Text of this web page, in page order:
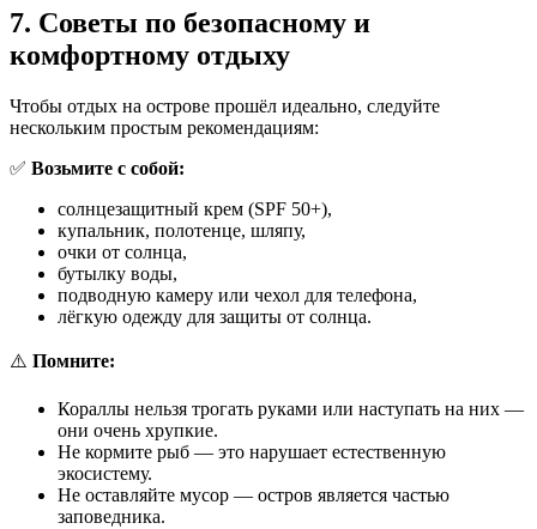
7. Советы по безопасному и
комфортному отдыху
Чтобы отдых на острове прошёл идеально, следуйте
нескольким простым рекомендациям:
✅ Возьмите с собой:
солнцезащитный крем (SPF 50+),
купальник, полотенце, шляпу,
очки от солнца,
бутылку воды,
подводную камеру или чехол для телефона,
лёгкую одежду для защиты от солнца.
⚠️ Помните:
Кораллы нельзя трогать руками или наступать на них —
они очень хрупкие.
Не кормите рыб — это нарушает естественную
экосистему.
Не оставляйте мусор — остров является частью
заповедника.